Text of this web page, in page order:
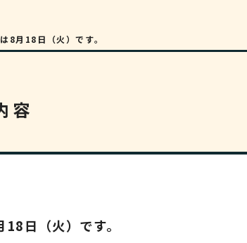
8月18日（火）です。
容
日（火）です。